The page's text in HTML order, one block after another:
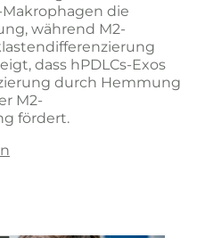
die
während M2-
dass hPDLCs-Exos
durch Hemmung
M2-
fördert.